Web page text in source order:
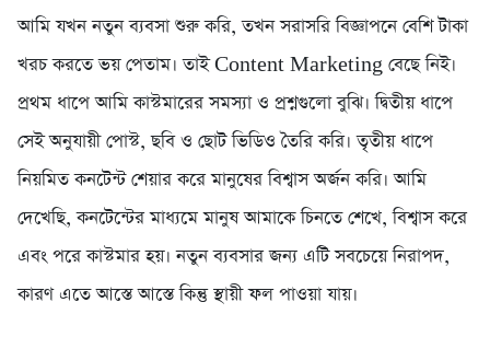
আমি যখন নতুন ব্যবসা শুরু করি, তখন সরাসরি বিজ্ঞাপনে বেশি টাকা
খরচ করতে ভয় পেতাম। তাই Content Marketing বেছে নিই।
প্রথম ধাপে আমি কাস্টমারের সমস্যা ও প্রশ্নগুলো বুঝি। দ্বিতীয় ধাপে
সেই অনুযায়ী পোস্ট, ছবি ও ছোট ভিডিও তৈরি করি। তৃতীয় ধাপে
নিয়মিত কনটেন্ট শেয়ার করে মানুষের বিশ্বাস অর্জন করি। আমি
দেখেছি, কনটেন্টের মাধ্যমে মানুষ আমাকে চিনতে শেখে, বিশ্বাস করে
এবং পরে কাস্টমার হয়। নতুন ব্যবসার জন্য এটি সবচেয়ে নিরাপদ,
কারণ এতে আস্তে আস্তে কিন্তু স্থায়ী ফল পাওয়া যায়।